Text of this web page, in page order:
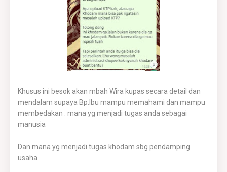
Khusus ini besok akan mbah Wira kupas secara detail dan
mendalam supaya Bp.Ibu mampu memahami dan mampu
membedakan : mana yg menjadi tugas anda sebagai
manusia
Dan mana yg menjadi tugas khodam sbg pendamping
usaha